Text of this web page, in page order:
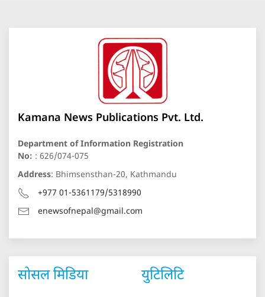
Kamana News Publications Pvt. Ltd.
Department of Information Registration
No: : 626/074-075
Address: Bhimsensthan-20, Kathmandu
+977 01-5361179/5318990
enewsofnepal@gmail.com
सोसल मिडिया युटिलिटि